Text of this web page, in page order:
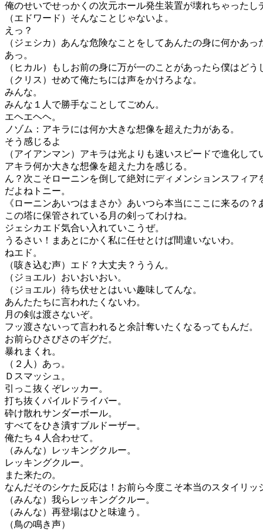
俺のせいでせっかくの次元ホール発生装置が壊れちゃったし
（エドワード）そんなことじゃないよ。
えっ？
（ジェシカ）あんな危険なことをしてあんたの身に何かあっ
あっ。
（ヒカル）もしお前の身に万が一のことがあったら僕はど
（クリス）せめて俺たちには声をかけろよな。
みんな。
みんな１人で勝手なことしてごめん。
エヘエヘヘ。
ノゾム：アキラには何か大きな想像を超えた力がある。
そう感じるよ
（アイアンマン）アキラは光よりも速いスピードで進化し
アキラ何か大きな想像を超えた力を感じる。
ん？次こそローニンを倒して絶対にディメンションスフィア
だよねトニー。
《ローニンあいつはまさか》あいつら本当にここに来るの
この塔に保管されている月の剣ってわけね。
ジェシカエド気合い入れていこうぜ。
うるさい！まあとにかく私に任せとけば間違いないわ。
ねエド。
（咳き込む声）エド？大丈夫？ううん。
（ジョエル）おいおいおい。
（ジョエル）待ち伏せとはいい趣味してんな。
あんたたちに言われたくないわ。
月の剣は渡さないぞ。
フッ渡さないって言われると余計奪いたくなるってもんだ。
お前らひさびさのギグだ。
暴れまくれ。
（２人）あっ。
Ｄスマッシュ。
引っこ抜くぞレッカー。
打ち抜くパイルドライバー。
砕け散れサンダーボール。
すべてをひき潰すブルドーザー。
俺たち４人合わせて。
（みんな）レッキングクルー。
レッキングクルー。
また来たの。
なんだそのシケた反応は！お前ら今度こそ本当のスタイリッ
（みんな）我らレッキングクルー。
（みんな）再登場はひと味違う。
（鳥の鳴き声）